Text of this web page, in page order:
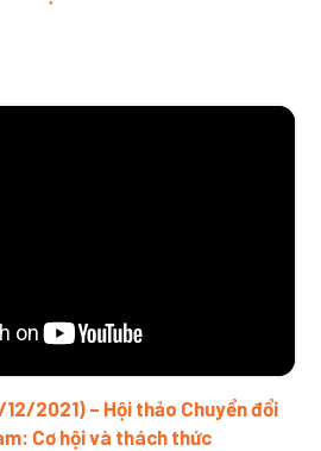
12/2021) – Hội thảo Chuyển đổi
Cơ hội và thách thức